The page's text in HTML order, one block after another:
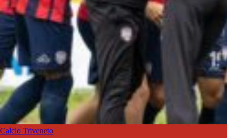
Calcio Triveneto